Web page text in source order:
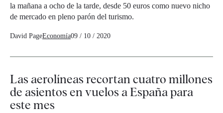
la mañana a ocho de la tarde, desde 50 euros como nuevo nicho
de mercado en pleno parón del turismo.
David PageEconomía09 / 10 / 2020
Las aerolíneas recortan cuatro millones
de asientos en vuelos a España para
este mes